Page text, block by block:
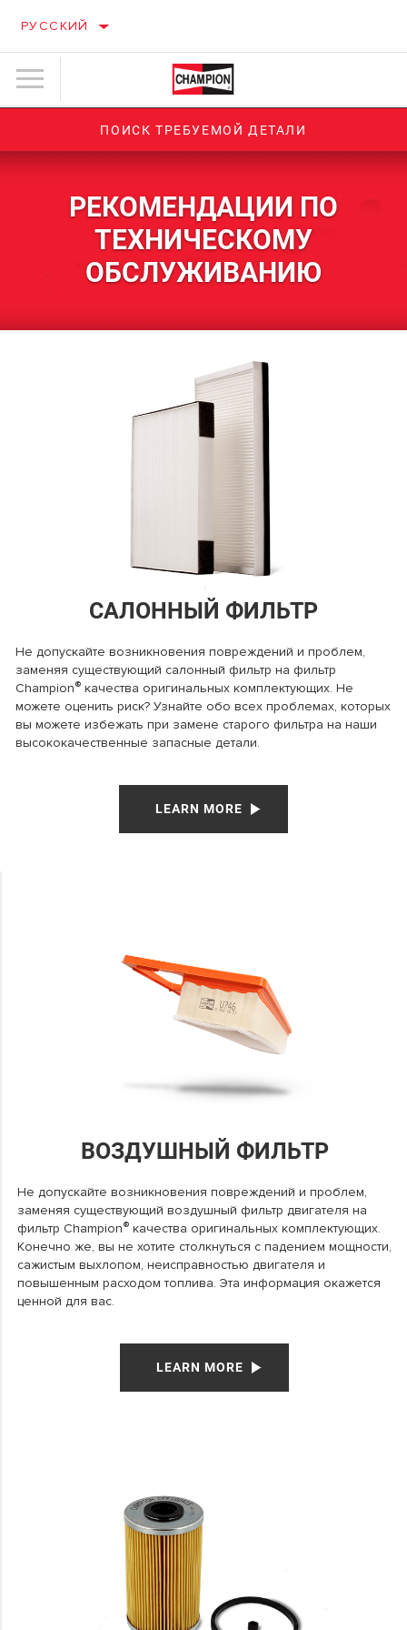
РУССКИЙ
ПОИСК ТРЕБУЕМОЙ ДЕТАЛИ
РЕКОМЕНДАЦИИ ПО
ТЕХНИЧЕСКОМУ
ОБСЛУЖИВАНИЮ
САЛОННЫЙ ФИЛЬТР
Не допускайте возникновения повреждений и проблем,
заменяя существующий салонный фильтр на фильтр
Champion® качества оригинальных комплектующих. Не
можете оценить риск? Узнайте обо всех проблемах, которых
вы можете избежать при замене старого фильтра на наши
высококачественные запасные детали.
LEARN MORE
ВОЗДУШНЫЙ ФИЛЬТР
Не допускайте возникновения повреждений и проблем,
заменяя существующий воздушный фильтр двигателя на
фильтр Champion® качества оригинальных комплектующих.
Конечно же, вы не хотите столкнуться с падением мощности,
сажистым выхлопом, неисправностью двигателя и
повышенным расходом топлива. Эта информация окажется
ценной для вас.
LEARN MORE